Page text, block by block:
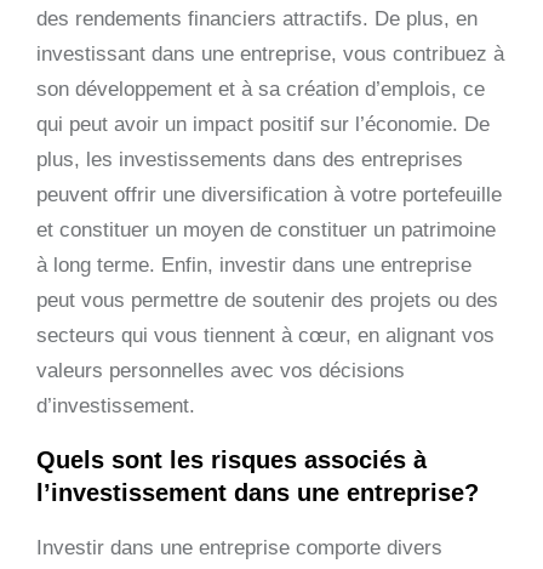
des rendements financiers attractifs. De plus, en
investissant dans une entreprise, vous contribuez à
son développement et à sa création d’emplois, ce
qui peut avoir un impact positif sur l’économie. De
plus, les investissements dans des entreprises
peuvent offrir une diversification à votre portefeuille
et constituer un moyen de constituer un patrimoine
à long terme. Enfin, investir dans une entreprise
peut vous permettre de soutenir des projets ou des
secteurs qui vous tiennent à cœur, en alignant vos
valeurs personnelles avec vos décisions
d’investissement.
Quels sont les risques associés à
l’investissement dans une entreprise?
Investir dans une entreprise comporte divers